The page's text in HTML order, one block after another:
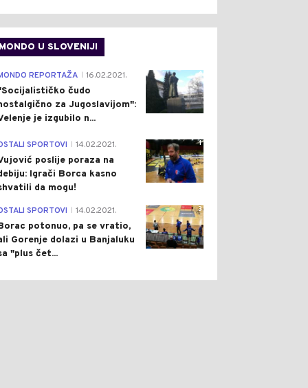
MONDO U SLOVENIJI
4
REPORTAŽA 16.02.2021.
čudo
za Jugoslavijom":
je izgubilo n...
1
SPORTOVI 14.02.2021.
poslije poraza na
Igrači Borca kasno
da mogu!
3
SPORTOVI 14.02.2021.
potonuo, pa se vratio,
Gorenje dolazi u Banjaluku
"plus čet...